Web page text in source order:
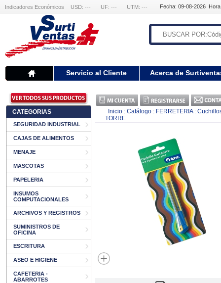
Indicadores Económicos USD: --- UF: --- UTM: --- Fecha: 09-08-2026
Servicio al Cliente Acerca de
CATEGORIAS
SEGURIDAD INDUSTRIAL
CAJAS DE ALIMENTOS
MENAJE
MASCOTAS
PAPELERIA
INSUMOS
COMPUTACIONALES
ARCHIVOS Y REGISTROS
SUMINISTROS DE
OFICINA
ESCRITURA
ASEO E HIGIENE
CAFETERIA -
ABARROTES
Inicio : Catálogo : FERRETERIA:
TORRE